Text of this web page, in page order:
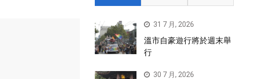
31 7 月, 2026
溫市自豪遊行將於週末舉
行
30 7 月, 2026